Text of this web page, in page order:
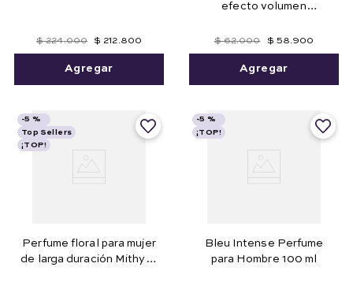
$ 224.000 $ 212.800
Agregar
efecto volumen
$ 62.000 $ 58.900
Agregar
Perfume floral para mujer
de larga duración Mithyka
-5 %
Top Sellers
¡TOP!
Bleu Intense Perfume
para Hombre 100 ml
-5 %
¡TOP!